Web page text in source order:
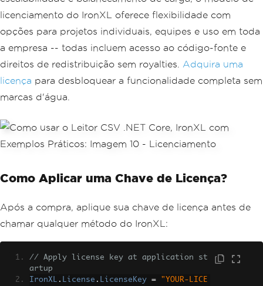
licenciamento do IronXL oferece flexibilidade com
opções para projetos individuais, equipes e uso em toda
a empresa -- todas incluem acesso ao código-fonte e
direitos de redistribuição sem royalties. Adquira uma
licença para desbloquear a funcionalidade completa sem
marcas d'água.
Como Aplicar uma Chave de Licença?
Após a compra, aplique sua chave de licença antes de
chamar qualquer método do IronXL:
// Apply license key at application st
artup
IronXL . License . LicenseKey =
"YOUR-LICE